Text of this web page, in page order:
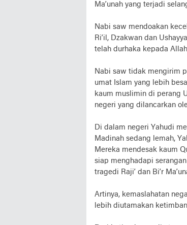
Ma’unah yang terjadi
Nabi saw mendoakan
Ri’il, Dzakwan dan
telah durhaka kepada
Nabi saw tidak mengirim
umat Islam yang lebih
kaum muslimin di perang
negeri yang dilancarkan
Di dalam negeri Yahudi
Madinah sedang lemah,
Mereka mendesak kaum
siap menghadapi
tragedi Raji’ dan Bi’r
Artinya, kemaslahatan
lebih diutamakan